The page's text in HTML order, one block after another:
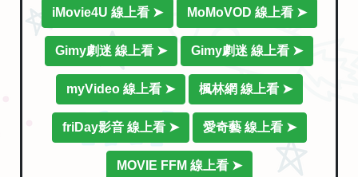
iMovie4U 線上看 ➤ MoMoVOD 線上看 ➤
Gimy劇迷 線上看 ➤ Gimy劇迷 線上看 ➤
myVideo 線上看 ➤ 楓林網 線上看 ➤
friDay影音 線上看 ➤ 愛奇藝 線上看 ➤
MOVIE FFM 線上看 ➤